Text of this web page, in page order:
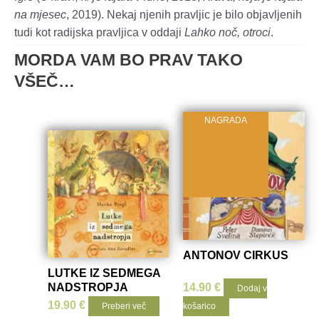
na mjesec, 2019). Nekaj njenih pravljic je bilo objavljenih
tudi kot radijska pravljica v oddaji Lahko noč, otroci.
MORDA VAM BO PRAV TAKO
VŠEČ…
LUTKE IZ SEDMEGA
NADSTROPJA
19.90€ Preberi več
NAGRADA
ANTONOV CIRKUS
14.90 €
Dodaj v
košarico